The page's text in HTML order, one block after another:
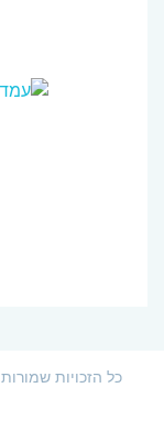
כל הזכויות שמורות © 2023 למג'יקלנד זאביק תלם